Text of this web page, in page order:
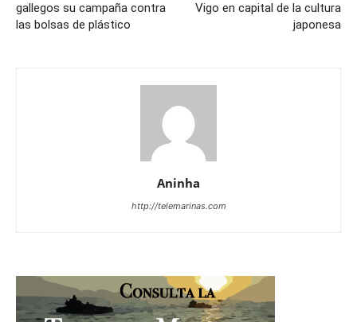
gallegos su campaña contra
las bolsas de plástico
Vigo en capital de la cultura
japonesa
Aninha
http://telemarinas.com